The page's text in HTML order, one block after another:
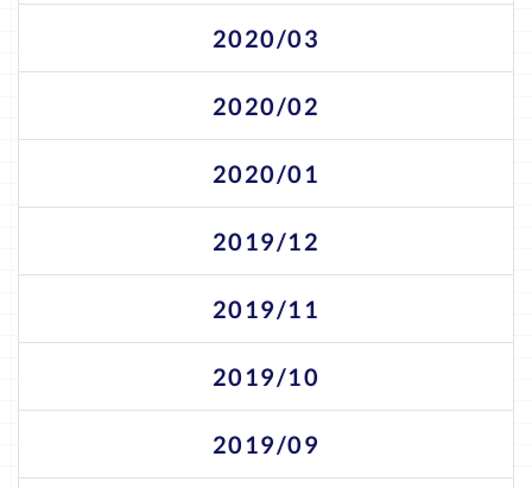
2020/03
2020/02
2020/01
2019/12
2019/11
2019/10
2019/09